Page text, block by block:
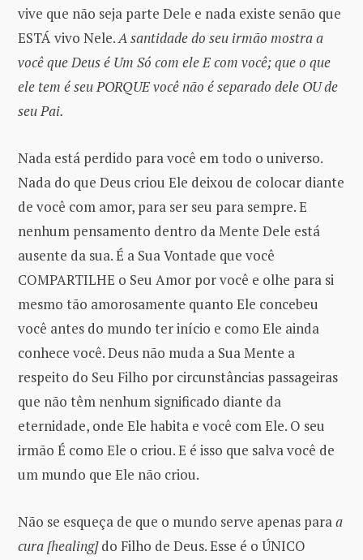
vive que não seja parte Dele e nada existe senão que
ESTÁ vivo Nele.A santidade do seu irmão mostra a
você que Deus é Um Só com ele E com você; que o que
ele tem é seu PORQUE você não é separado dele OU de
seu Pai.
Nada está perdido para você em todo o universo.
Nada do que Deus criou Ele deixou de colocar diante
de você com amor, para ser seu para sempre. E
nenhum pensamento dentro da Mente Dele está
ausente da sua. É a Sua Vontade que você
COMPARTILHE o Seu Amor por você e olhe para si
mesmo tão amorosamente quanto Ele concebeu
você antes do mundo ter início e como Ele ainda
conhece você. Deus não muda a Sua Mente a
respeito do Seu Filho por circunstâncias passageiras
que não têm nenhum significado diante da
eternidade, onde Ele habita e você com Ele. O seu
irmão É como Ele o criou. E é isso que salva você de
um mundo que Ele não criou.
Não se esqueça de que o mundo serve apenas paraa
cura [healing]do Filho de Deus. Esse é o ÚNICO